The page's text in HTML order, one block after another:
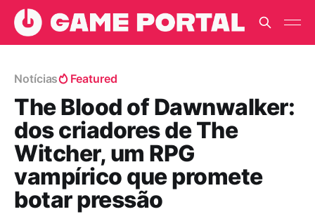
Notícias Featured
The Blood of Dawnwalker:
dos criadores de The
Witcher, um RPG
vampírico que promete
botar pressão